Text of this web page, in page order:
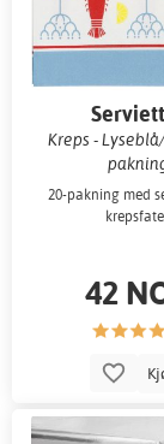
Kreps -
20-pakning med
42